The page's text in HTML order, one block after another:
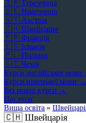
🇹🇷 Туреччина
🇩🇪 Німеччина
🇦🇹 Австрія
🇨🇭 Швейцарія
🇫🇷 Франція
🇪🇸 Іспанія
🇵🇱 Польща
🇨🇿 Чехія
Курси англійської мови
Курси німецької мови →
Всі мовні курси →
Послуги
Вища освіта »
🇨🇭Швейцарія